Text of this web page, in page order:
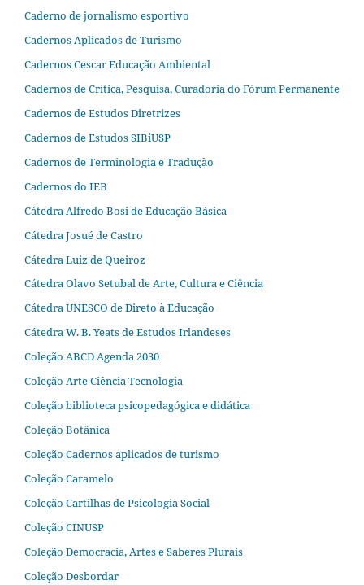
Caderno de jornalismo esportivo
Cadernos Aplicados de Turismo
Cadernos Cescar Educação Ambiental
Cadernos de Crítica, Pesquisa, Curadoria do Fórum Permanente
Cadernos de Estudos Diretrizes
Cadernos de Estudos SIBiUSP
Cadernos de Terminologia e Tradução
Cadernos do IEB
Cátedra Alfredo Bosi de Educação Básica
Cátedra Josué de Castro
Cátedra Luiz de Queiroz
Cátedra Olavo Setubal de Arte, Cultura e Ciência
Cátedra UNESCO de Direto à Educação
Cátedra W. B. Yeats de Estudos Irlandeses
Coleção ABCD Agenda 2030
Coleção Arte Ciência Tecnologia
Coleção biblioteca psicopedagógica e didática
Coleção Botânica
Coleção Cadernos aplicados de turismo
Coleção Caramelo
Coleção Cartilhas de Psicologia Social
Coleção CINUSP
Coleção Democracia, Artes e Saberes Plurais
Coleção Desbordar